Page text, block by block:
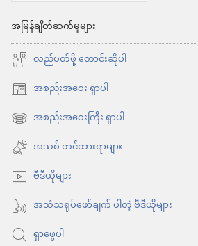
အမြန်ချိတ်ဆက်မှုများ
လည်ပတ်ဖို့ တောင်းဆိုပါ
အစည်းအဝေး ရှာပါ
(window
အသစ်
င့်
နေ
ပါ
တယ်)
အစည်းအဝေးကြီး ရှာပါ
(window
အသစ်
င့်
နေ
ပါ
တယ်)
အသစ် တင်ထားရာများ
ဗီဒီယိုများ
အသံသရုပ်ဖော်ချက် ပါတဲ့ ဗီဒီယိုများ
ရှာဖွေပါ